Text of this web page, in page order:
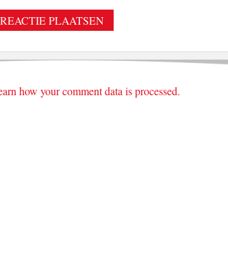
how your comment data is processed.